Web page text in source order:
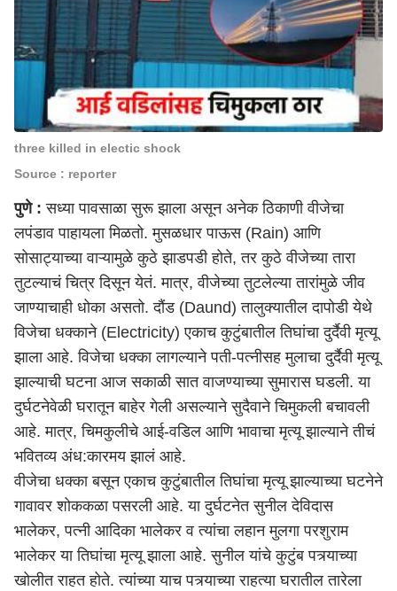
three killed in electic shock
Source : reporter
पुणे: सध्या पावसाळा सुरू झाला असून अनेक ठिकाणी वीजेचा
लपंडाव पाहायला मिळतो. मुसळधारपाऊस (Rain) आणि
सोसाट्याच्या वाऱ्यामुळे कुठे झाडपडी होते, तर कुठे वीजेच्या तारा
तुटल्याचं चित्र दिसून येतं. मात्र, वीजेच्या तुटलेल्या तारांमुळे जीव
जाण्याचाही धोका असतो.दौंड (Daund) तालुक्यातील दापोडी येथे
विजेचा धक्काने (Electricity) एकाच कुटुंबातील तिघांचा दुर्दैवी मृत्यू
झाला आहे. विजेचा धक्का लागल्याने पती-पत्नीसह मुलाचा दुर्दैवी मृत्यू
झाल्याची घटना आज सकाळी सात वाजण्याच्या सुमारास घडली. या
दुर्घटनेवेळी घरातून बाहेर गेली असल्याने सुदैवाने चिमुकली बचावली
आहे. मात्र, चिमकुलीचे आई-वडिल आणि भावाचा मृत्यू झाल्याने तीचं
भवितव्य अंध:कारमय झालं आहे.
वीजेचा धक्का बसून एकाच कुटुंबातील तिघांचा मृत्यू झाल्याच्या घटनेने
गावावर शोककळा पसरली आहे. या दुर्घटनेत सुनील देविदास
भालेकर, पत्नी आदिका भालेकर व त्यांचा लहान मुलगा परशुराम
भालेकर या तिघांचा मृत्यू झाला आहे. सुनील यांचे कुटुंब पत्र्याच्या
खोलीत राहत होते. त्यांच्या याच पत्र्याच्या राहत्या घरातील तारेला